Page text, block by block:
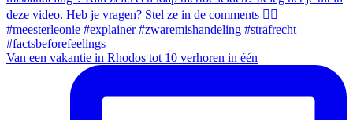
Van een vakantie in Rhodos tot 10 verhoren in één